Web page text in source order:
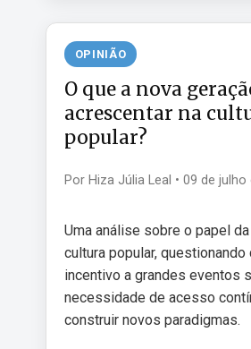
OPINIÃO
O que a nova
acrescentar na
popular?
Por Hiza Júlia Leal • 09 de julho
Uma análise sobre o papel
cultura popular, questionando
incentivo a grandes eventos
necessidade de acesso
construir novos paradigmas.